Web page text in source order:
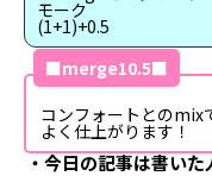
モーク
(1+1)+0.5
■merge10.5■
コンフォートとのmix
よく仕上がります！
今日の記事は書いた